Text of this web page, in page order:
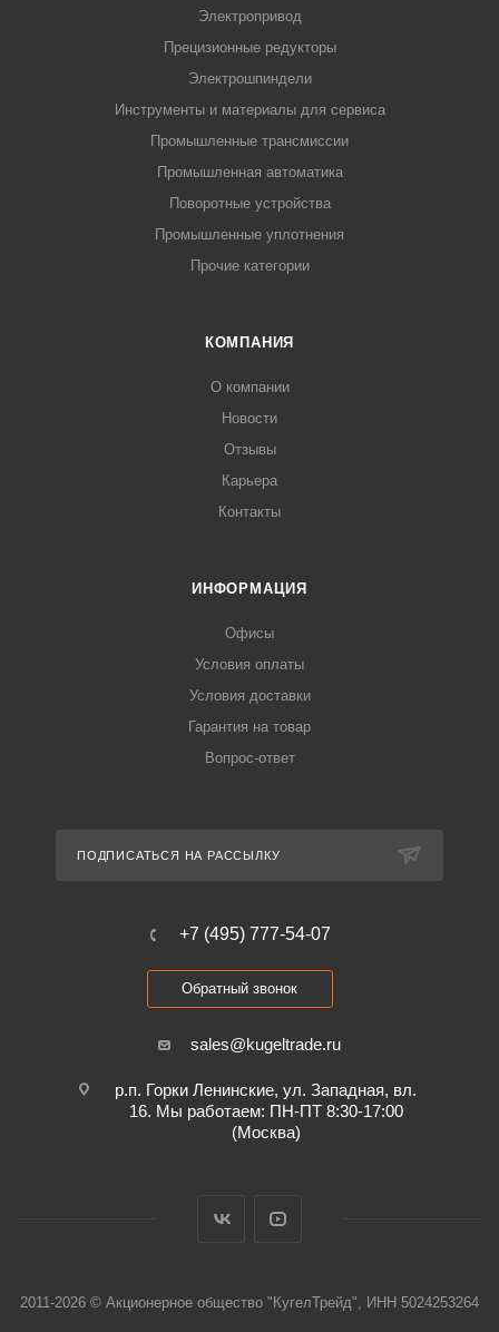
Электропривод
Прецизионные редукторы
Электрошпиндели
Инструменты и материалы для сервиса
Промышленные трансмиссии
Промышленная автоматика
Поворотные устройства
Промышленные уплотнения
Прочие категории
КОМПАНИЯ
О компании
Новости
Отзывы
Карьера
Контакты
ИНФОРМАЦИЯ
Офисы
Условия оплаты
Условия доставки
Гарантия на товар
Вопрос-ответ
ПОДПИСАТЬСЯ НА РАССЫЛКУ
+7 (495) 777-54-07
Обратный звонок
sales@kugeltrade.ru
р.п. Горки Ленинские, ул. Западная, вл.
16. Мы работаем: ПН-ПТ 8:30-17:00
(Москва)
2011-2026 © Акционерное общество "КугелТрейд", ИНН 5024253264